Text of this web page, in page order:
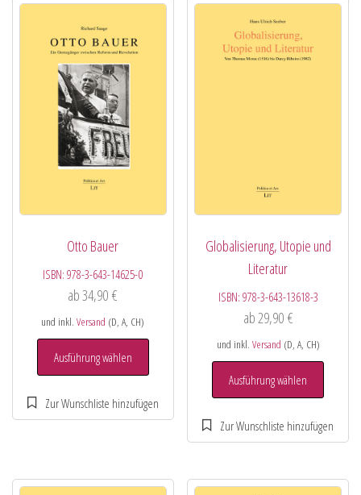
Otto Bauer
ISBN:978-3-643-14625-0
ab34,90€
und inkl.Versand (D, A, CH)
Ausführung wählen
Globalisierung, Utopie und
Literatur
ISBN: 978-3-643-13618-3
ab 29,90 €
und inkl. Versand (D, A, CH)
Ausführung wählen